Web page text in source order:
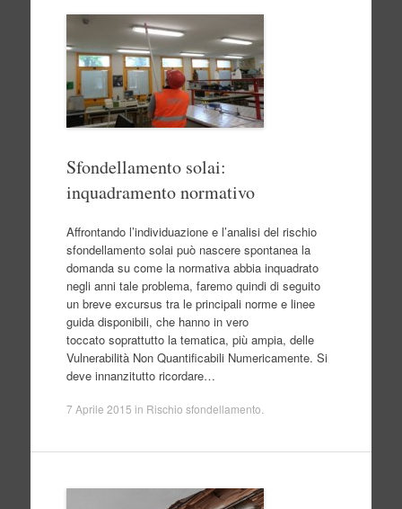
Sfondellamento solai:
inquadramento normativo
Affrontando l’individuazione e l’analisi del rischio
sfondellamento solai può nascere spontanea la
domanda su come la normativa abbia inquadrato
negli anni tale problema, faremo quindi di seguito
un breve excursus tra le principali norme e linee
guida disponibili, che hanno in vero
toccato soprattutto la tematica, più ampia, delle
Vulnerabilità Non Quantificabili Numericamente. Si
deve innanzitutto ricordare…
7 Aprile 2015 in Rischio sfondellamento